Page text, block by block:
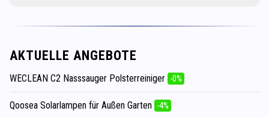
AKTUELLE ANGEBOTE
WECLEAN C2 Nasssauger Polsterreiniger -0%
Qoosea Solarlampen für Außen Garten -4%